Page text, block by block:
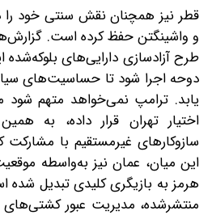
قطر نیز همچنان نقش سنتی خود را
و واشینگتن حفظ کرده است.
طرح آزادسازی دارایی‌های بلوکه‌شده
دوحه اجرا شود تا حساسیت‌های
یابد. ترامپ نمی‌خواهد متهم شود
اختیار تهران قرار داده، به
سازوکارهای غیرمستقیم با
این میان، عمان نیز به‌واسطه
هرمز به بازیگری کلیدی تبدیل
منتشرشده، مدیریت عبور